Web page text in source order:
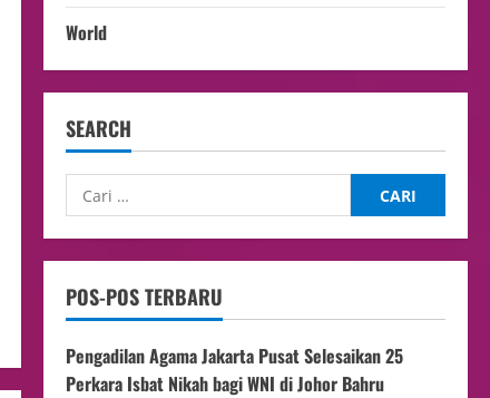
World
SEARCH
POS-POS TERBARU
Pengadilan Agama Jakarta Pusat Selesaikan 25
Perkara Isbat Nikah bagi WNI di Johor Bahru